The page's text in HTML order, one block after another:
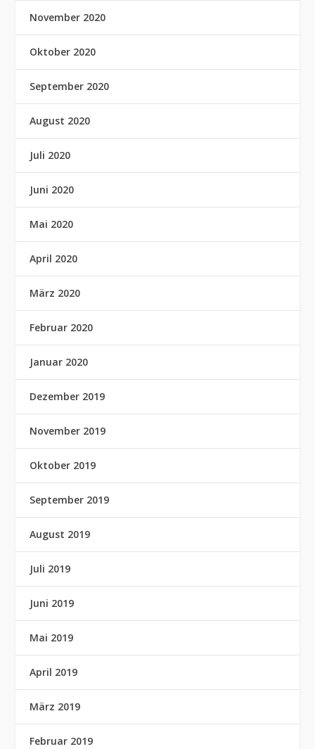
November 2020
Oktober 2020
September 2020
August 2020
Juli 2020
Juni 2020
Mai 2020
April 2020
März 2020
Februar 2020
Januar 2020
Dezember 2019
November 2019
Oktober 2019
September 2019
August 2019
Juli 2019
Juni 2019
Mai 2019
April 2019
März 2019
Februar 2019